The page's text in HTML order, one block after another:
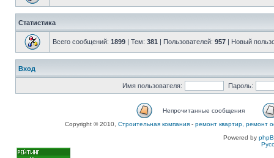
Статистика
Всего сообщений: 1899 | Тем: 381 | Пользователей: 957 | Новый
Вход
Имя пользователя: Пароль:
Непрочитанные сообщения
Copyright © 2010, Строительная компания - ремонт квартир, ремонт
Powered by